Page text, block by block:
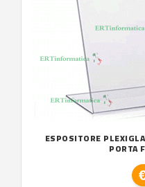
ESPOSITORE
PORTA